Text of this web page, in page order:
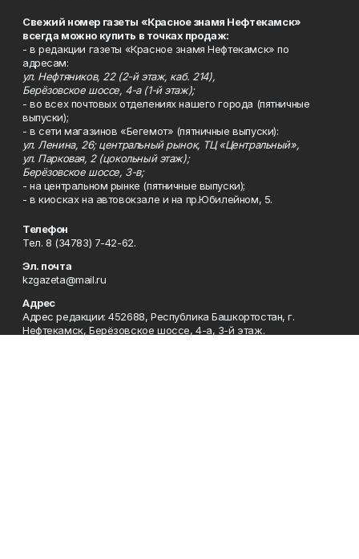
Свежий номер газеты «Красное знамя Нефтекамск»
всегда можно купить в точках продаж:
- в редакции газеты «Красное знамя Нефтекамск» по
адресам:
ул. Нефтяников, 22 (2-й этаж, каб. 214),
Берёзовское шоссе, 4-а (1-й этаж);
- во всех почтовых отделениях нашего города (пятничные
выпуски);
- в сети магазинов «Бегемот» (пятничные выпуски):
ул. Ленина, 26; центральный рынок, ТЦ «Центральный»,
ул. Парковая, 2 (цокольный этаж);
Берёзовское шоссе, 3-в;
- на центральном рынке (пятничные выпуски);
- в киосках на автовокзале и на пр.Юбилейном, 5.
Телефон
Тел. 8 (34783) 7-42-62.
Эл. почта
kzgazeta@mail.ru
Адрес
Адрес редакции: 452688, Республика Башкортостан, г.
Нефтекамск, Берёзовское шоссе, 4-а, 3-й этаж.